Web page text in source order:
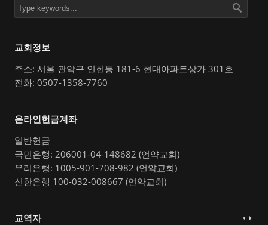
교회정보
주소: 서울 관악구 인헌동 181-6 현대아파트상가 301호
전화: 0507-1358-7760
온라인헌금계좌
일반헌금
국민은행: 206001-04-148682 (언약교회)
우리은행: 1005-901-708-982 (언약교회)
신한은행 100-032-008667 (언약교회)
교역자